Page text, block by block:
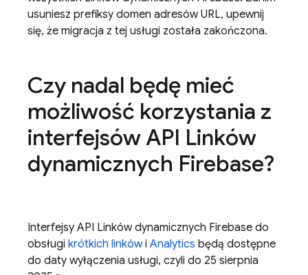
usuniesz prefiksy domen adresów URL, upewnij
się, że migracja z tej usługi została zakończona.
Czy nadal będę mieć
możliwość korzystania z
interfejsów API Linków
dynamicznych Firebase?
Interfejsy API Linków dynamicznych Firebase do
obsługi krótkich linkówi Analytics będą dostępne
do daty wyłączenia usługi, czyli do 25 sierpnia